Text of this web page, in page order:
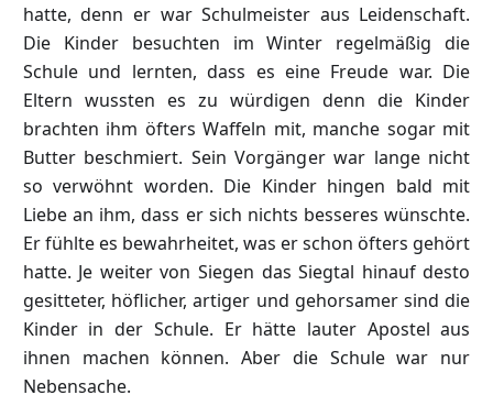
hatte, denn er war Schulmeister aus Leidenschaft.
Die Kinder besuchten im Winter regelmäßig die
Schule und lernten, dass es eine Freude war. Die
Eltern wussten es zu würdigen denn die Kinder
brachten ihm öfters Waffeln mit, manche sogar mit
Butter beschmiert. Sein Vorgänger war lange nicht
so verwöhnt worden. Die Kinder hingen bald mit
Liebe an ihm, dass er sich nichts besseres wünschte.
Er fühlte es bewahrheitet, was er schon öfters gehört
hatte. Je weiter von Siegen das Siegtal hinauf desto
gesitteter, höflicher, artiger und gehorsamer sind die
Kinder in der Schule. Er hätte lauter Apostel aus
ihnen machen können. Aber die Schule war nur
Nebensache.